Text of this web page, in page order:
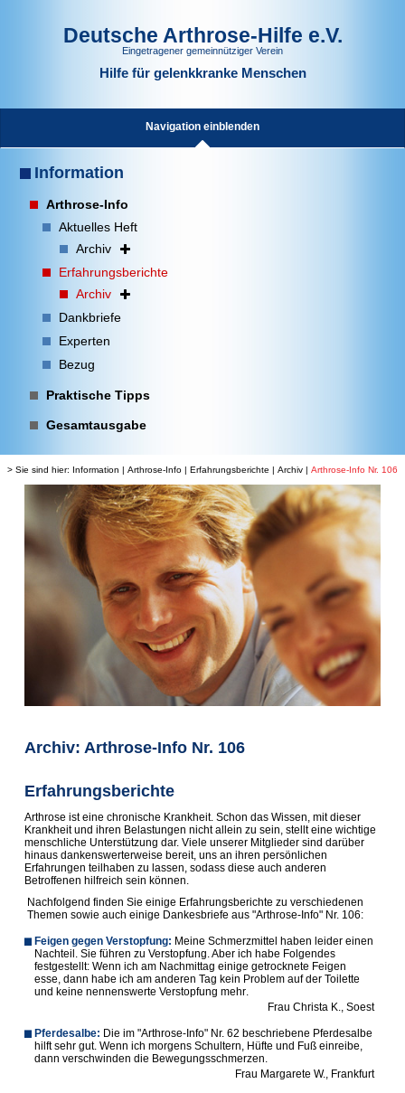
Deutsche Arthrose-Hilfe e.V.
Eingetragener gemeinnütziger Verein
Hilfe für gelenkkranke Menschen
Navigation einblenden
Information
Arthrose-Info
Aktuelles Heft
Archiv
Erfahrungsberichte
Archiv
Dankbriefe
Experten
Bezug
Praktische Tipps
Gesamtausgabe
> Sie sind hier: Information | Arthrose-Info | Erfahrungsberichte | Archiv | Arthrose-Info Nr. 106
Archiv: Arthrose-Info Nr. 106
Erfahrungsberichte
Arthrose ist eine chronische Krankheit. Schon das Wissen, mit dieser
Krankheit und ihren Belastungen nicht allein zu sein, stellt eine wichtige
menschliche Unterstützung dar. Viele unserer Mitglieder sind darüber
hinaus dankenswerterweise bereit, uns an ihren persönlichen
Erfahrungen teilhaben zu lassen, sodass diese auch anderen
Betroffenen hilfreich sein können.
Nachfolgend finden Sie einige Erfahrungsberichte zu verschiedenen
Themen sowie auch einige Dankesbriefe aus "Arthrose-Info" Nr. 106:
Feigen gegen Verstopfung: Meine Schmerzmittel haben leider einen
Nachteil. Sie führen zu Verstopfung. Aber ich habe Folgendes
festgestellt: Wenn ich am Nachmittag einige getrocknete Feigen
esse, dann habe ich am anderen Tag kein Problem auf der Toilette
und keine nennenswerte Verstopfung mehr.
Frau Christa K., Soest
Pferdesalbe: Die im "Arthrose-Info" Nr. 62 beschriebene Pferdesalbe
hilft sehr gut. Wenn ich morgens Schultern, Hüfte und Fuß einreibe,
dann verschwinden die Bewegungsschmerzen.
Frau Margarete W., Frankfurt